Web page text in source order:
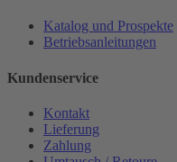
Katalog und Prospekte
Betriebsanleitungen
Kundenservice
Kontakt
Lieferung
Zahlung